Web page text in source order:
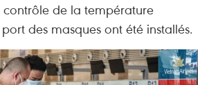
contrôle de la température
des masques ont été installés.